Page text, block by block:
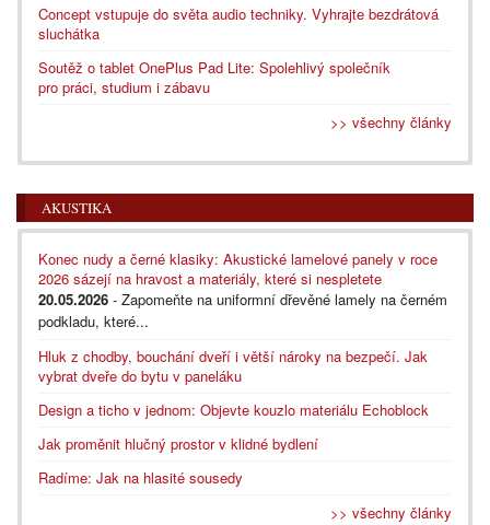
Concept vstupuje do světa audio techniky. Vyhrajte bezdrátová
sluchátka
Soutěž o tablet OnePlus Pad Lite: Spolehlivý společník
pro práci, studium i zábavu
>> všechny články
AKUSTIKA
Konec nudy a černé klasiky: Akustické lamelové panely v roce
2026 sázejí na hravost a materiály, které si nespletete
20.05.2026 - Zapomeňte na uniformní dřevěné lamely na černém
podkladu, které...
Hluk z chodby, bouchání dveří i větší nároky na bezpečí. Jak
vybrat dveře do bytu v paneláku
Design a ticho v jednom: Objevte kouzlo materiálu Echoblock
Jak proměnit hlučný prostor v klidné bydlení
Radíme: Jak na hlasité sousedy
>> všechny články